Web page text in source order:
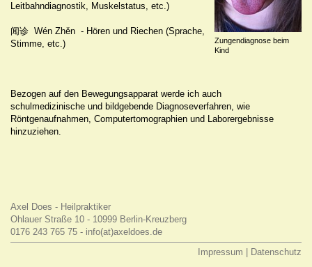
Zungendiagnose beim
Kind
Leitbahndiagnostik, Muskelstatus, etc.)
闻诊 Wén Zhěn - Hören und Riechen (Sprache,
Stimme, etc.)
Bezogen auf den Bewegungsapparat werde ich auch
schulmedizinische und bildgebende Diagnoseverfahren, wie
Röntgenaufnahmen, Computertomographien und Laborergebnisse
hinzuziehen.
Axel Does - Heilpraktiker
Ohlauer Straße 10 - 10999 Berlin-Kreuzberg
0176 243 765 75 - info(at)axeldoes.de
Impressum
Datenschutz